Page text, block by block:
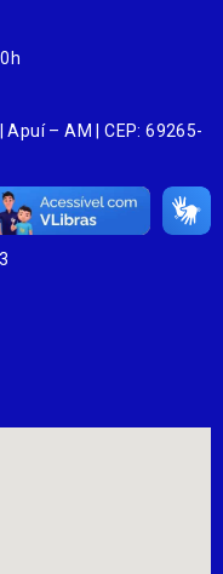
– AM | CEP: 69265-